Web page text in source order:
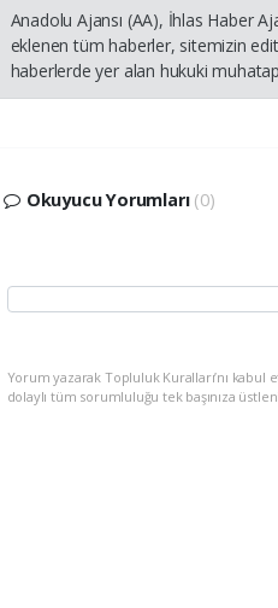
Anadolu Ajansı (AA), İhlas Haber
eklenen tüm haberler, sitemizin
haberlerde yer alan hukuki
Okuyucu Yorumları (0)
Yorum yazarak Topluluk Kuralları’nı
dolaylı tüm sorumluluğu tek başınıza